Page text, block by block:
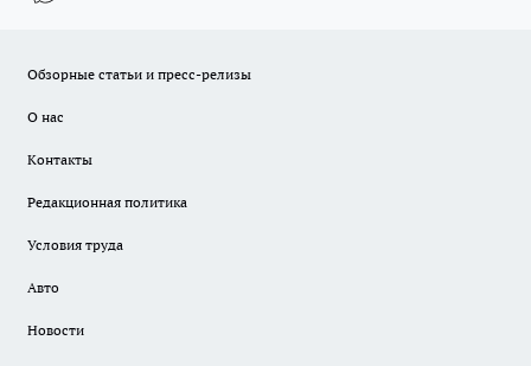
Обзорные статьи и пресс-релизы
О нас
Контакты
Редакционная политика
Условия труда
Авто
Новости